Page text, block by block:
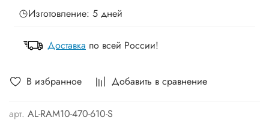
В избранное Добавить в сравнение
арт. AL-RAM10-470-610-S
Изготовление: 5 дней
Доставка по всей России!